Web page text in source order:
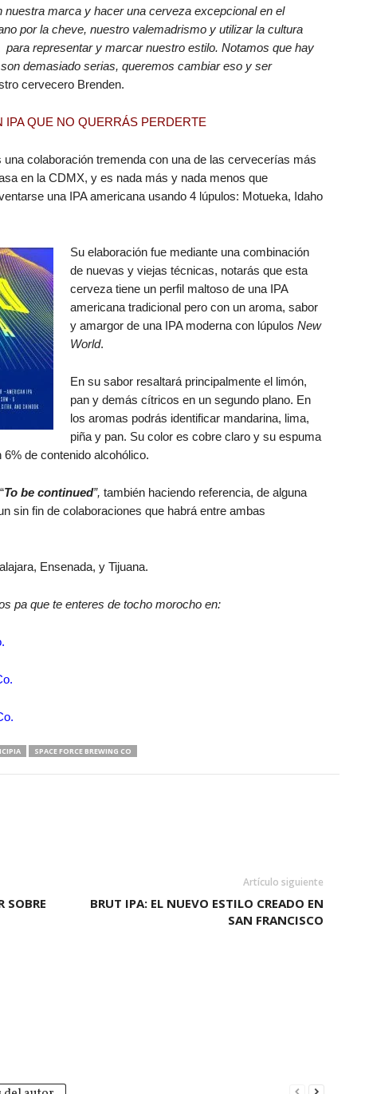
nuestra marca y hacer una cerveza excepcional en el
por la cheve, nuestro valemadrismo y utilizar la cultura
representar y marcar nuestro estilo. Notamos que hay
demasiado serias, queremos cambiar eso y ser
cervecero Brenden.
IPA QUE NO QUERRÁS PERDERTE
colaboración tremenda con una de las cervecerías más
en la CDMX, y es nada más y nada menos que
una IPA americana usando 4 lúpulos: Motueka, Idaho
Su elaboración fue mediante una combinación
de nuevas y viejas técnicas, notarás que esta
cerveza tiene un perfil maltoso de una IPA
americana tradicional pero con un aroma, sabor
y amargor de una IPA moderna con lúpulos New
World.
En su sabor resaltará principalmente el limón,
pan y demás cítricos en un segundo plano. En
los aromas podrás identificar mandarina, lima,
piña y pan. Su color es cobre claro y su espuma
de contenido alcohólico.
To be continued”, también haciendo referencia, de alguna
sin fin de colaboraciones que habrá entre ambas
Ensenada, y Tijuana.
pa que te enteres de tocho morocho en:
SPACE FORCE BREWING CO
SOBRE
Artículo siguiente
BRUT IPA: EL NUEVO ESTILO CREADO EN
SAN FRANCISCO